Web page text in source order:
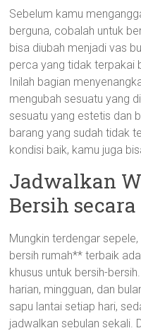
Sebelum kamu
berguna, cobalah untuk
bisa diubah menjadi vas
perca yang tidak terpakai
Inilah bagian
mengubah sesuatu yang
sesuatu yang estetis dan
barang yang sudah tidak
kondisi baik, kamu juga
Jadwalkan
Bersih
Mungkin terdengar
bersih rumah** terbaik
khusus untuk bersih-
harian, mingguan, dan
sapu lantai setiap hari,
jadwalkan sebulan sekali.